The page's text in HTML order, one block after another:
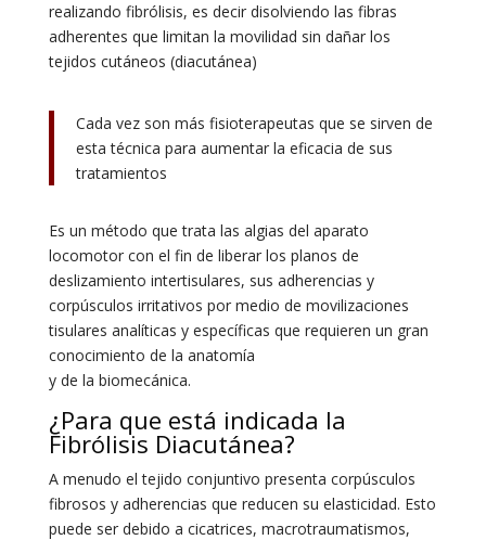
realizando fibrólisis, es decir disolviendo las fibras
adherentes que limitan la movilidad sin dañar los
tejidos cutáneos (diacutánea)
Cada vez son más fisioterapeutas que se sirven de
esta técnica para aumentar la eficacia de sus
tratamientos
Es un método que trata las algias del aparato
locomotor con el fin de liberar los planos de
deslizamiento intertisulares, sus adherencias y
corpúsculos irritativos por medio de movilizaciones
tisulares analíticas y específicas que requieren un gran
conocimiento de la anatomía
y de la biomecánica.
¿Para que está indicada la
Fibrólisis Diacutánea?
A menudo el tejido conjuntivo presenta corpúsculos
fibrosos y adherencias que reducen su elasticidad. Esto
puede ser debido a cicatrices, macrotraumatismos,